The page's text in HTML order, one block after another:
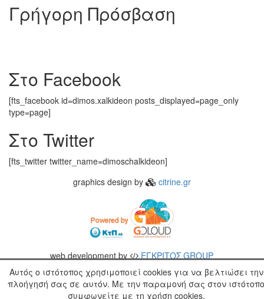
Γρήγορη Πρόσβαση
Στο Facebook
[fts_facebook id=dimos.xalkideon posts_displayed=page_only
type=page]
Στο Twitter
[fts_twitter twitter_name=dimoschalkideon]
graphics design by
citrine.gr
web development by
ΕΓΚΡΙΤΟΣ GROUP
Αυτός ο ιστότοπος χρησιμοποιεί cookies για να βελτιώσει την
πλοήγησή σας σε αυτόν. Με την παραμονή σας στον
συμφωνείτε με τη χρήση cookies.